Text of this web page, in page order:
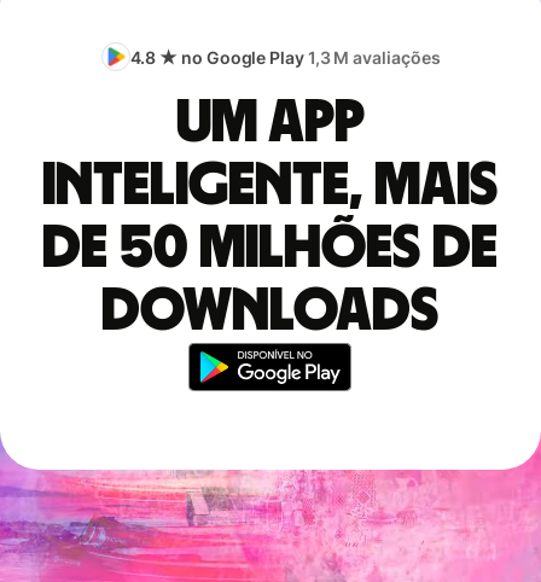
4.8 ★ no Google Play1,3 M avaliações
Um app
inteligente, mais
de 50 milhões de
downloads